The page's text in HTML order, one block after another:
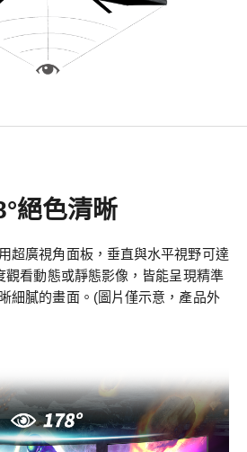
絕色清晰
超廣視角面板，垂直與水平視野可達
觀看動態或靜態影像，皆能呈現精準
細膩的畫面。(圖片僅示意，產品外